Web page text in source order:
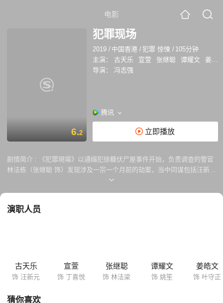
电影
6.2
犯罪现场
2019 / 中国香港 /犯罪 惊悚 / 105分钟
主演：
古天乐 宣萱 张继聪 谭耀文
姜皓文
导演：
冯志强
腾讯
立即播放
剧情简介 :
《犯罪現場》以通缉犯徐糠伏尸屋事件开始，负责调查的警官
林法栋（张继聪 饰）发现涉及一宗一个月前的劫案，当中同谋包括汪新元
（古天乐 饰）、红毛（凌文龙 饰）与欧阳（李灿森 饰），而犯罪现场唯
演职人员
古天乐
饰 汪新元
宣萱
饰 丁喜悦
张继聪
饰 林法梁
谭耀文
饰 姚笙
姜皓文
饰 叶守正
猜你喜欢